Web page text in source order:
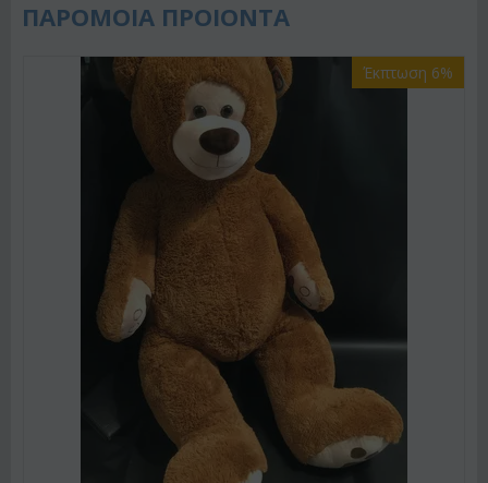
ΠΑΡΟΜΟΙΑ ΠΡΟΙΟΝΤΑ
Έκπτωση 6%